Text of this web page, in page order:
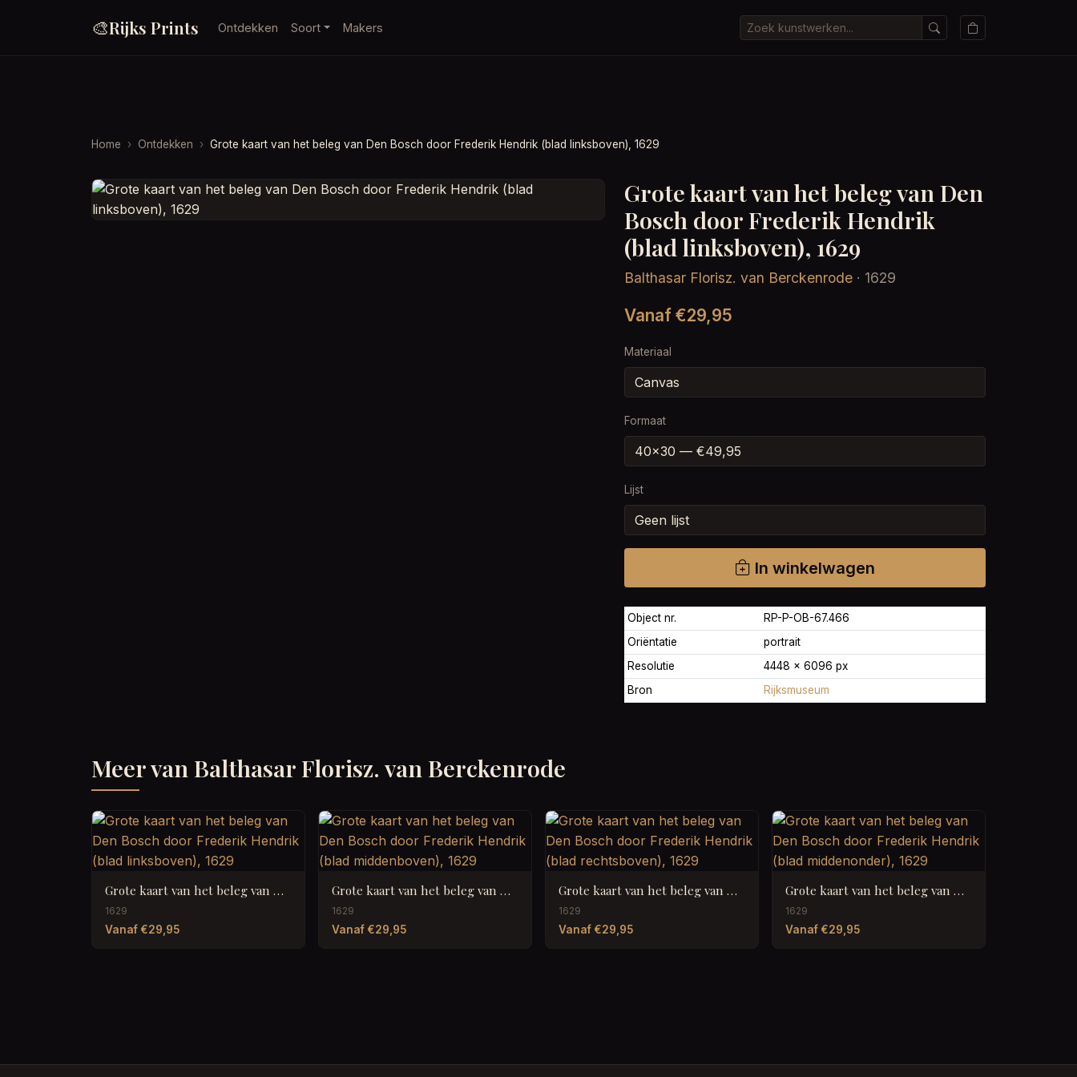
🎨Rijks Prints Ontdekken Soort Makers
Home Ontdekken Grote kaart van het beleg van Den Bosch door Frederik Hendrik (blad linksboven), 1629
Grote kaart van het beleg van Den
Bosch door Frederik Hendrik
(blad linksboven), 1629
Balthasar Florisz. van Berckenrode · 1629
Vanaf €29,95
Materiaal
Formaat
Lijst
In winkelwagen
Object nr.
RP-P-OB-67.466
Oriëntatie
portrait
Resolutie
4448 × 6096 px
Bron
Rijksmuseum
Meer van Balthasar Florisz. van Berckenrode
Grote kaart van het beleg van Den Bosch door Frederik Hendrik (blad linksboven), 1629
1629
Vanaf €29,95
Grote kaart van het beleg van Den Bosch door Frederik Hendrik (blad middenboven), 1629
1629
Vanaf €29,95
Grote kaart van het beleg van Den Bosch door Frederik Hendrik (blad rechtsboven), 1629
1629
Vanaf €29,95
Grote kaart van het beleg van Den Bosch door Frederik Hendrik (blad middenonder), 1629
1629
Vanaf €29,95